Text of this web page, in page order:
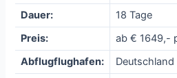
Dauer:
18 Tage
Preis:
ab € 1649,-
Abflugflughafen:
Deutschland